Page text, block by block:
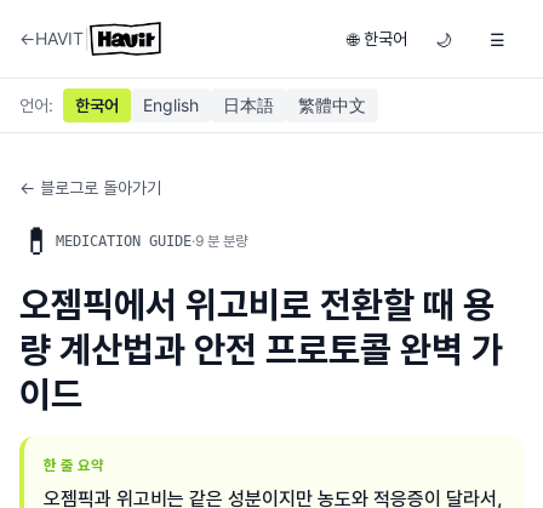
←HAVIT 🌐 한국어 🌙 ☰
언어: 한국어 English 日本語 繁體中文
← 블로그로 돌아가기
💊 MEDICATION GUIDE·9 분 분량
오젬픽에서 위고비로 전환할 때 용
량 계산법과 안전 프로토콜 완벽 가
이드
한 줄 요약
오젬픽과 위고비는 같은 성분이지만 농도와 적응증이 달라서,